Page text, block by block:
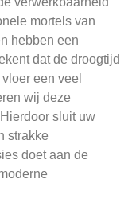
mortels van
hebben een
dat de droogtijd
een veel
wij deze
sluit uw
strakke
doet aan de